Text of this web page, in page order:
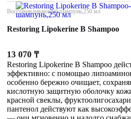
Восстанавливающий шампунь,250 мл
Restoring Lipokerine B Shampoo
13 070 ₸
Restoring Lipokerine B Shampoo
эффективно: с помощью
особенно бережно очищает,
кислотную защитную оболочку
красной свеклы,
пантенол действуют как